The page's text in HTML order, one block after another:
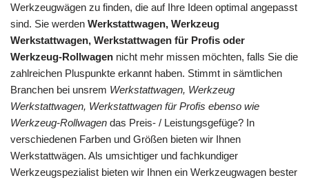
Werkzeugwägen zu finden, die auf Ihre Ideen optimal angepasst
sind. Sie werden Werkstattwagen, Werkzeug
Werkstattwagen, Werkstattwagen für Profis oder
Werkzeug-Rollwagen nicht mehr missen möchten, falls Sie die
zahlreichen Pluspunkte erkannt haben. Stimmt in sämtlichen
Branchen bei unsrem Werkstattwagen, Werkzeug
Werkstattwagen, Werkstattwagen für Profis ebenso wie
Werkzeug-Rollwagen das Preis- / Leistungsgefüge? In
verschiedenen Farben und Größen bieten wir Ihnen
Werkstattwägen. Als umsichtiger und fachkundiger
Werkzeugspezialist bieten wir Ihnen ein Werkzeugwagen bester